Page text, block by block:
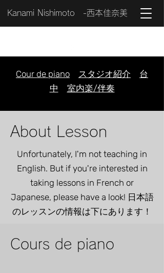
Kanami Nishimoto -西本佳奈美
Cour de piano スタジオ紹介
台
中
室内楽/伴奏
About Lesson
Unfortunately, I'm not teaching in
English. But if you're interested in
taking lessons in French or
Japanese, please have a look! 日本語
のレッスンの情報は下にあります！
Cours de piano